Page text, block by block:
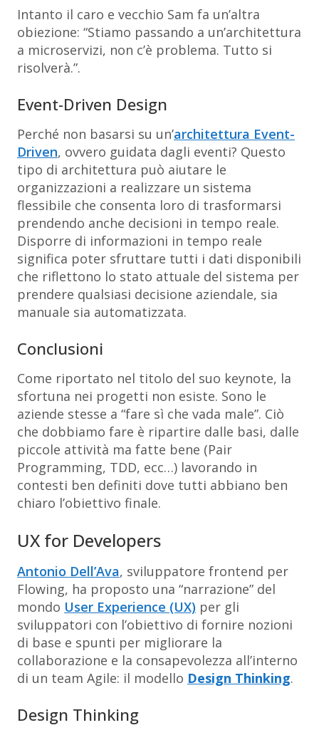
Intanto il caro e vecchio Sam fa un’altra
obiezione: “Stiamo passando a un’architettura
a microservizi, non c’è problema. Tutto si
risolverà.”.
Event-Driven Design
Perché non basarsi su un’architettura Event-
Driven, ovvero guidata dagli eventi? Questo
tipo di architettura può aiutare le
organizzazioni a realizzare un sistema
flessibile che consenta loro di trasformarsi
prendendo anche decisioni in tempo reale.
Disporre di informazioni in tempo reale
significa poter sfruttare tutti i dati disponibili
che riflettono lo stato attuale del sistema per
prendere qualsiasi decisione aziendale, sia
manuale sia automatizzata.
Conclusioni
Come riportato nel titolo del suo keynote, la
sfortuna nei progetti non esiste. Sono le
aziende stesse a “fare sì che vada male”. Ciò
che dobbiamo fare è ripartire dalle basi, dalle
piccole attività ma fatte bene (Pair
Programming, TDD, ecc…) lavorando in
contesti ben definiti dove tutti abbiano ben
chiaro l’obiettivo finale.
UX for Developers
Antonio Dell’Ava, sviluppatore frontend per
Flowing, ha proposto una “narrazione” del
mondo User Experience (UX) per gli
sviluppatori con l’obiettivo di fornire nozioni
di base e spunti per migliorare la
collaborazione e la consapevolezza all’interno
di un team Agile: il modello Design Thinking.
Design Thinking